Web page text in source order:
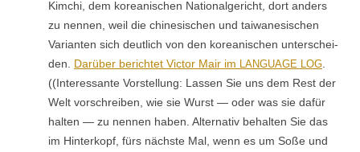
Kim­chi, dem kore­anis­chen Nation­al­gericht, dort anders
zu nen­nen, weil die chi­ne­sis­chen und tai­wane­sis­chen
Vari­anten sich deut­lich von den kore­anis­chen unter­schei­
den. Darüber berichtet Vic­tor Mair im LANGUAGE LOG
((Inter­es­sante Vorstel­lung: Lassen Sie uns dem Rest der
Welt vorschreiben, wie sie Wurst — oder was sie dafür
hal­ten — zu nen­nen haben. Alter­na­tiv behal­ten Sie das
im Hin­terkopf, fürs näch­ste Mal, wenn es um Soße und